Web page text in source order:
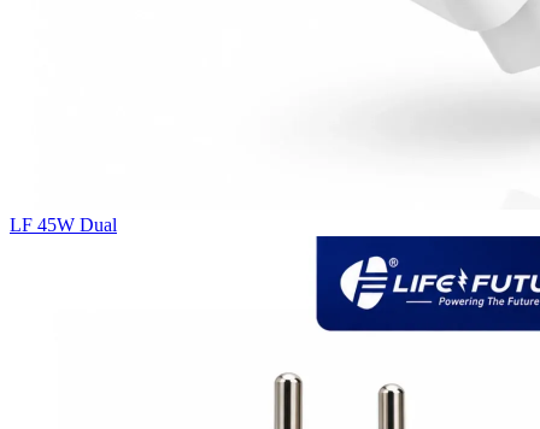
LF 45W Dual